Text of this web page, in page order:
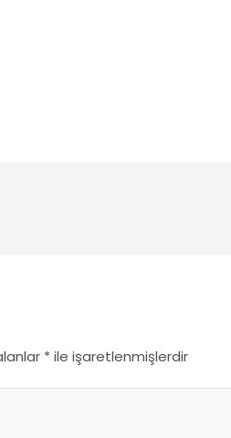
* ile işaretlenmişlerdir